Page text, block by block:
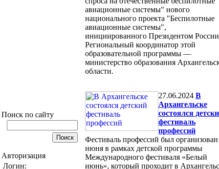
Поиск по сайту
Авторизация
Логин:
авиационные системы" нового
национального проекта "Беспилотные
авиационные системы",
инициированного Президентом
Региональный координатор этой
образовательной программы —
министерство образования
области.
27.06.2024 В
Архангельске
состоялся
фестиваль
профессий
Фестиваль профессий был
июня в рамках детской программы
Международного фестиваля «Белый
июнь», который проходит в